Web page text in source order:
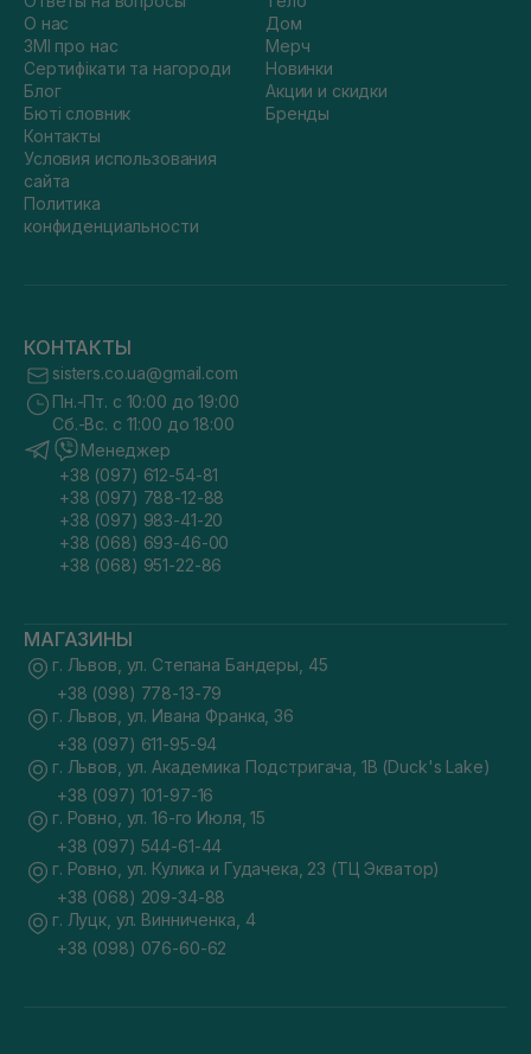
О нас
ЗМІ про нас
Сертифікати та нагороди
Блог
Бюті словник
Контакты
Условия использования
сайта
Политика
конфиденциальности
Дом
Мерч
Новинки
Акции и скидки
Бренды
КОНТАКТЫ
sisters.co.ua@gmail.com
Пн.-Пт. с 10:00 до 19:00
Сб.-Вс. с 11:00 до 18:00
Менеджер
+38 (097) 612-54-81
+38 (097) 788-12-88
+38 (097) 983-41-20
+38 (068) 693-46-00
+38 (068) 951-22-86
МАГАЗИНЫ
г. Львов, ул. Степана Бандеры, 45
+38 (098) 778-13-79
г. Львов, ул. Ивана Франка, 36
+38 (097) 611-95-94
г. Львов, ул. Академика Подстригача, 1В (Duck's Lake)
+38 (097) 101-97-16
г. Ровно, ул. 16-го Июля, 15
+38 (097) 544-61-44
г. Ровно, ул. Кулика и Гудачека, 23 (ТЦ Экватор)
+38 (068) 209-34-88
г. Луцк, ул. Винниченка, 4
+38 (098) 076-60-62